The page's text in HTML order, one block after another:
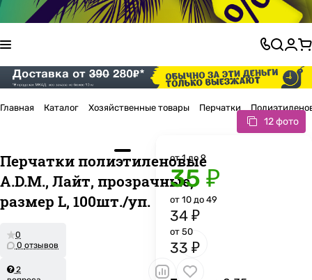
Главная Каталог Хозяйственные товары Перчатки
12 фото
Перчатки полиэтиленовые
A.D.M., Лайт, прозрачные,
размер L, 100шт./уп.
0
0 отзывов
2
от 1 до 9
35 ₽
от 10 до 49
34 ₽
от 50
33 ₽